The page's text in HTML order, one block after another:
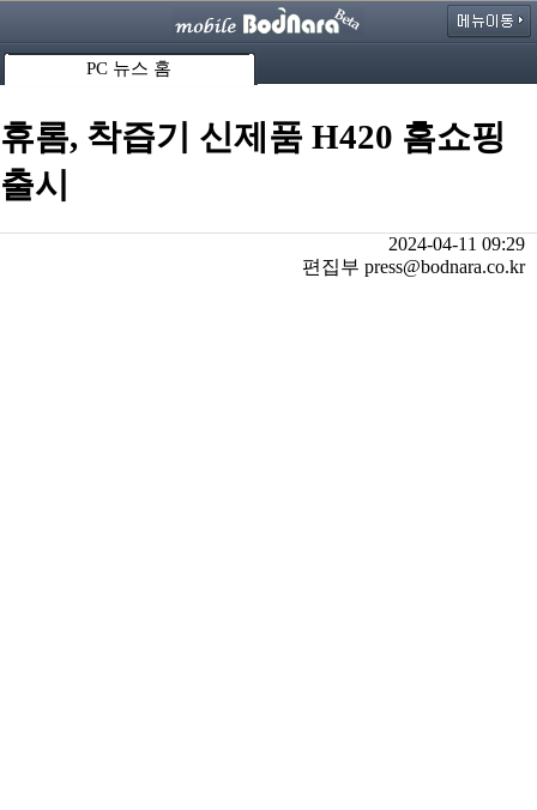
PC 뉴스 홈
휴롬, 착즙기 신제품 H420 홈쇼핑
출시
2024-04-11 09:29
편집부 press@bodnara.co.kr